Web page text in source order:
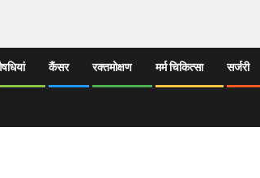
कैंसर रक्तमोक्षण मर्म चिकित्सा सर्जरी